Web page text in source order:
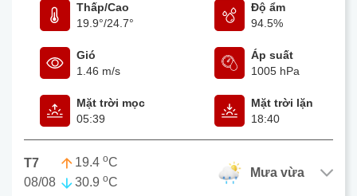
Thấp/Cao
19.9°/24.7°
Độ ẩm
94.5%
Gió
1.46 m/s
Áp suất
1005 hPa
Mặt trời mọc
05:39
Mặt trời lặn
18:40
T7
08/08
19.4 oC
30.9 oC
mưa vừa